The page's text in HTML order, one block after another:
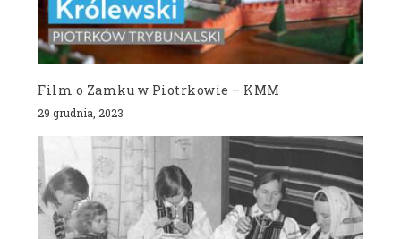
Film o Zamku w Piotrkowie – KMM
29 grudnia, 2023